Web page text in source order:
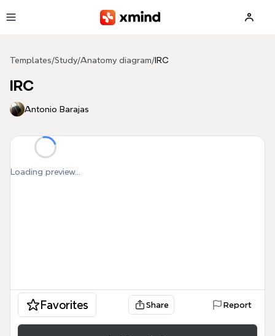
Templates/Study/Anatomy diagram/ IRC
IRC
Antonio Barajas
Loading preview...
Favorites Share Report